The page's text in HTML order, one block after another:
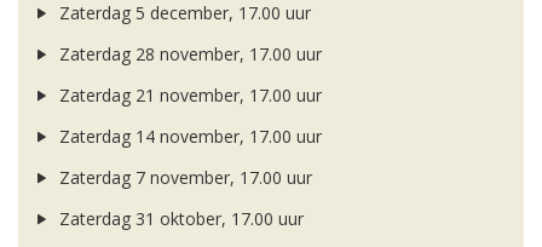
Zaterdag 5 december, 17.00 uur
Zaterdag 28 november, 17.00 uur
Zaterdag 21 november, 17.00 uur
Zaterdag 14 november, 17.00 uur
Zaterdag 7 november, 17.00 uur
Zaterdag 31 oktober, 17.00 uur